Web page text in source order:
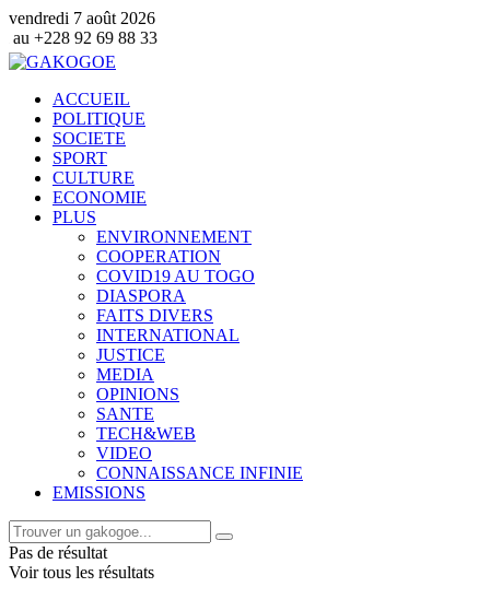
vendredi 7 août 2026
88 33
ACCUEIL
POLITIQUE
SOCIETE
SPORT
CULTURE
ECONOMIE
PLUS
ENVIRONNEMENT
COOPERATION
COVID19 AU TOGO
DIASPORA
FAITS DIVERS
INTERNATIONAL
JUSTICE
MEDIA
OPINIONS
SANTE
TECH&WEB
VIDEO
CONNAISSANCE INFINIE
EMISSIONS
Pas de résultat
Voir tous les résultats